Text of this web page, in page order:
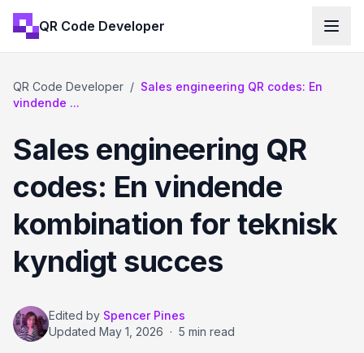
QR Code Developer
QR Code Developer / Sales engineering QR codes: En
vindende ...
Sales engineering QR
codes: En vindende
kombination for teknisk
kyndigt succes
Edited by Spencer Pines
Updated May 1, 2026 · 5 min read